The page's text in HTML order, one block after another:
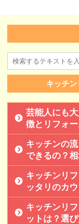
すること。 近年、
地で大きな地震が
ています。いざと
に備え、住まいの
はどのような工事
なるかによってピ
です。 しかし、ど
いを相場として考
けばいいのか、注
ついて以下にまと
ました。 また条件
せば、鹿児島県か
金が交付される可
あります。 どのよ
助金があるかにつ
以下で詳しく紹介
す。 鹿児島市で
住宅の安全性を確
良質な住宅ストッ
成を図るとともに
キッチ
芸能人にも
徴とリフォ
キッチンの
できるの？
キッチンリ
ッタリのカ
キッチンリ
ットは？選